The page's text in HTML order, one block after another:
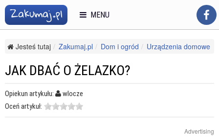
Jesteś tutaj Zakumaj.pl Dom i ogród
Urządzenia domowe
JAK DBAĆ O ŻELAZKO?
Opiekun artykułu:
wlocze
Oceń artykuł:
Advertising
MENU